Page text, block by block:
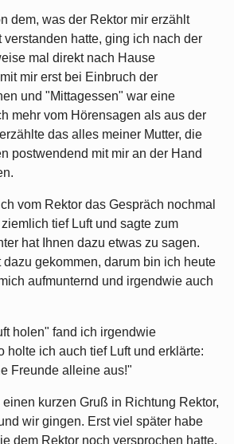
dem, was der Rektor mir erzählt
verstanden hatte, ging ich nach der
mal direkt nach Hause
mir erst bei Einbruch der
und "Mittagessen" war eine
mehr vom Hörensagen als aus der
das alles meiner Mutter, die
postwendend mit mir an der Hand
vom Rektor das Gespräch nochmal
tief Luft und sagte zum
hat Ihnen dazu etwas zu sagen.
gekommen, darum bin ich heute
aufmunternd und irgendwie auch
holen" fand ich irgendwie
holte ich auch tief Luft und erklärte:
Freunde alleine aus!"
kurzen Gruß in Richtung Rektor,
wir gingen. Erst viel später habe
dem Rektor noch versprochen hatte,